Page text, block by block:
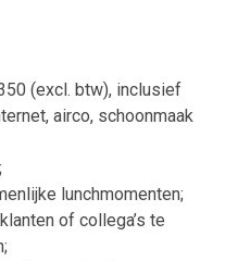
(excl. btw), inclusief
airco, schoonmaak
lunchmomenten;
of collega’s te